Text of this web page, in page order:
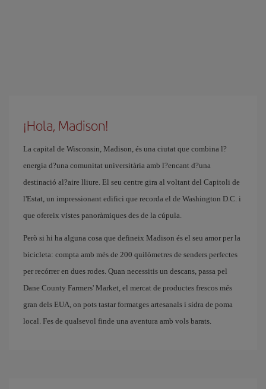
¡Hola, Madison!
La capital de Wisconsin, Madison, és una ciutat que combina l?
energia d?una comunitat universitària amb l?encant d?una
destinació al?aire lliure. El seu centre gira al voltant del Capitoli de
l'Estat, un impressionant edifici que recorda el de Washington D.C. i
que ofereix vistes panoràmiques des de la cúpula.
Però si hi ha alguna cosa que defineix Madison és el seu amor per la
bicicleta: compta amb més de 200 quilòmetres de senders perfectes
per recórrer en dues rodes. Quan necessitis un descans, passa pel
Dane County Farmers' Market, el mercat de productes frescos més
gran dels EUA, on pots tastar formatges artesanals i sidra de poma
local. Fes de qualsevol finde una aventura amb vols barats.